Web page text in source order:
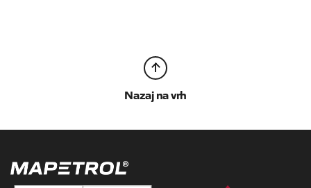
Nazaj na vrh